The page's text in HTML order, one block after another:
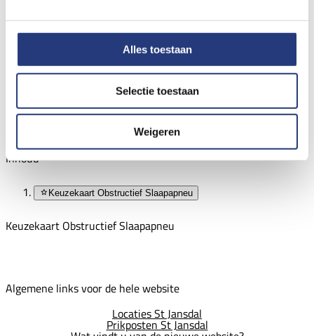
Alles toestaan
Selectie toestaan
Weigeren
Keuzekaart Obstructief Slaapapneu
Printen
Stuur door
Inhoud
Keuzekaart Obstructief Slaapapneu
Keuzekaart Obstructief Slaapapneu
Algemene links voor de hele website
Locaties St Jansdal
Prikposten St Jansdal